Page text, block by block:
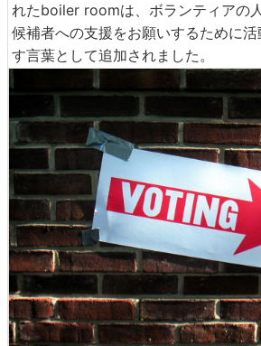
れたboiler roomは、ボランティアの
候補者への支援をお願いするために
す言葉として追加されました。